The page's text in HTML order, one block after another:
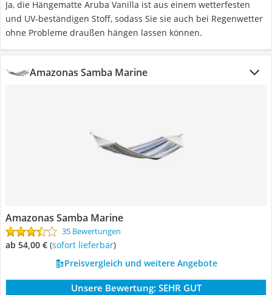
Ja, die Hängematte Aruba Vanilla ist aus einem wetterfesten
und UV-beständigen Stoff, sodass Sie sie auch bei Regenwetter
ohne Probleme draußen hängen lassen können.
Amazonas Samba Marine
Amazonas Samba Marine
35 Bewertungen
ab 54,00 € ( Sofort lieferbar)
Preisvergleich und weitere Angebote
Unsere Bewertung: SEHR GUT